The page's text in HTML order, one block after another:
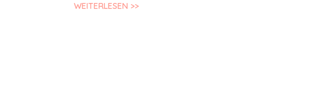
WEITERLESEN >>